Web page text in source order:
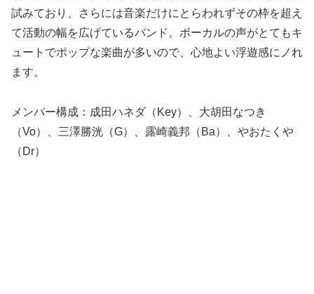
試みており、さらには音楽だけにとらわれずその枠を超え
て活動の幅を広げているバンド。ボーカルの声がとてもキ
ュートでポップな楽曲が多いので、心地よい浮遊感にノれ
ます。
メンバー構成：成田ハネダ（Key）、大胡田なつき
（Vo）、三澤勝洸（G）、露崎義邦（Ba）、やおたくや
（Dr）